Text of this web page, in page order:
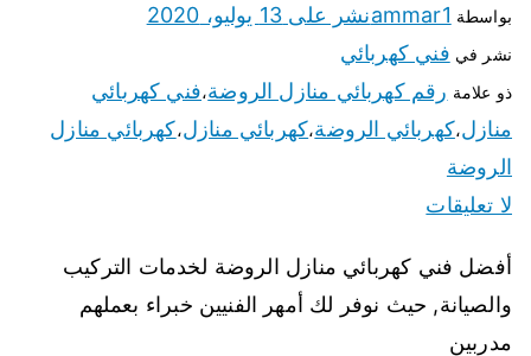
بواسطة ammar1نشر على 13 يوليو، 2020
نشر في فني كهربائي
ذو علامة رقم كهربائي منازل الروضة،فني كهربائي
منازل،كهربائي الروضة،كهربائي منازل،كهربائي منازل
الروضة
لا تعليقات
أفضل فني كهربائي منازل الروضة لخدمات التركيب
والصيانة, حيث نوفر لك أمهر الفنيين خبراء بعملهم
مدربين